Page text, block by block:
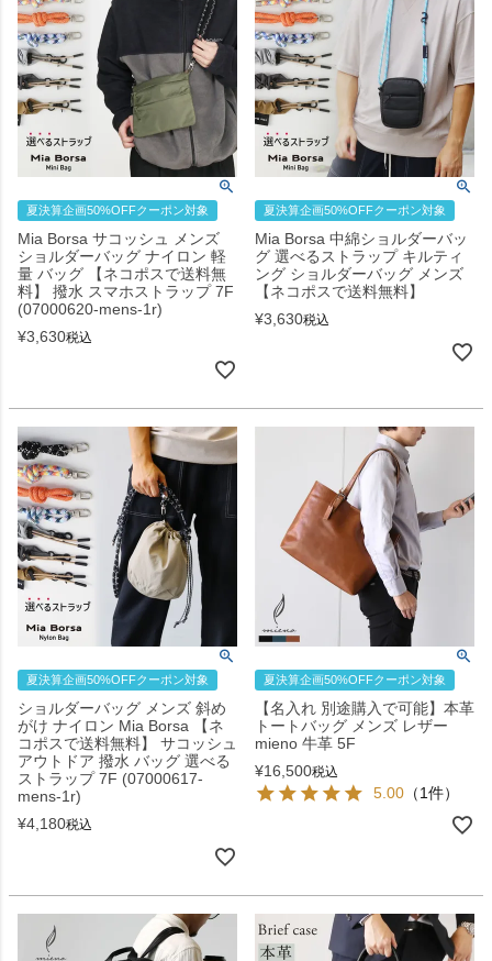
夏決算企画50%OFFクーポン対象
Mia Borsa サコッシュ メンズ
ショルダーバッグ ナイロン 軽
量 バッグ 【ネコポスで送料無
料】 撥水 スマホストラップ 7F
(07000620-mens-1r)
¥3,630税込
夏決算企画50%OFFクーポン対象
Mia Borsa 中綿ショルダーバッ
グ 選べるストラップ キルティ
ング ショルダーバッグ メンズ
【ネコポスで送料無料】
¥3,630税込
夏決算企画50%OFFクーポン対象
ショルダーバッグ メンズ 斜め
がけ ナイロン Mia Borsa 【ネ
コポスで送料無料】 サコッシュ
アウトドア 撥水 バッグ 選べる
ストラップ 7F (07000617-
mens-1r)
¥4,180税込
夏決算企画50%OFFクーポン対象
【名入れ 別途購入で可能】本革
トートバッグ メンズ レザー
mieno 牛革 5F
¥16,500税込
5.00 （1件）